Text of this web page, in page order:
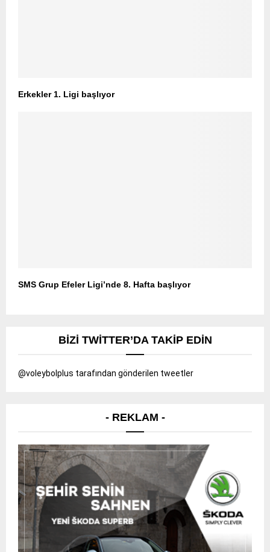
Erkekler 1. Ligi başlıyor
SMS Grup Efeler Ligi’nde 8. Hafta başlıyor
BIZI TWITTER’DA TAKIP EDIN
@voleybolplus tarafından gönderilen tweetler
- REKLAM -